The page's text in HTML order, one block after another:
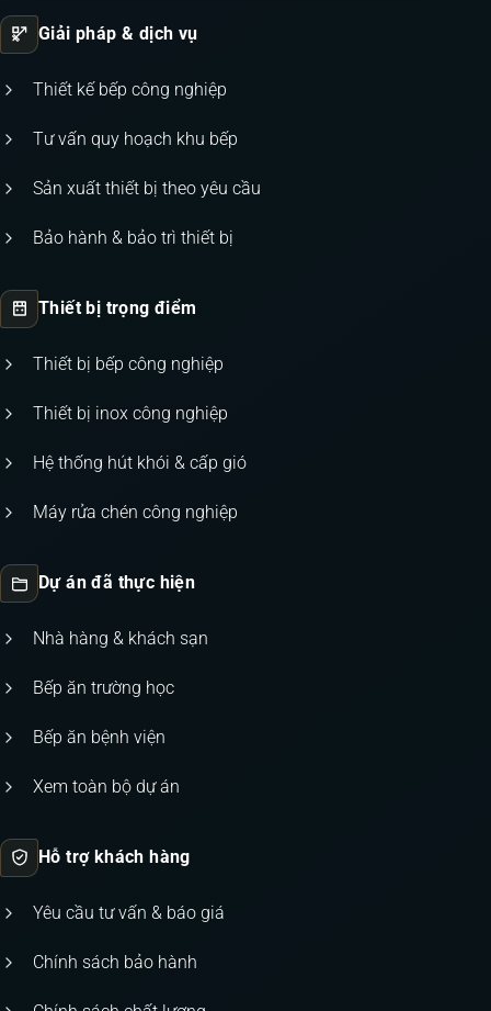
Giải pháp & dịch vụ
Thiết kế bếp công nghiệp
Tư vấn quy hoạch khu bếp
Sản xuất thiết bị theo yêu cầu
Bảo hành & bảo trì thiết bị
Thiết bị trọng điểm
Thiết bị bếp công nghiệp
Thiết bị inox công nghiệp
Hệ thống hút khói & cấp gió
Máy rửa chén công nghiệp
Dự án đã thực hiện
Nhà hàng & khách sạn
Bếp ăn trường học
Bếp ăn bệnh viện
Xem toàn bộ dự án
Hỗ trợ khách hàng
Yêu cầu tư vấn & báo giá
Chính sách bảo hành